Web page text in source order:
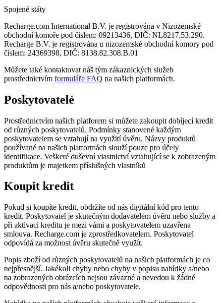
Spojené státy
Recharge.com International B.V. je registrována v Nizozemské
obchodní komoře pod číslem: 09213436, DIČ: NL8217.53.290.
Recharge B.V. je registrována u nizozemské obchodní komory pod
číslem: 24369398, DIČ: 8138.82.308.B.01
Můžete také kontaktovat náš tým zákaznických služeb
prostřednictvím formuláře FAQ na našich platformách.
Poskytovatelé
Prostřednictvím našich platforem si můžete zakoupit dobíjecí kredit
od různých poskytovatelů. Podmínky stanovené každým
poskytovatelem se vztahují na využití úvěru. Názvy produktů
používané na našich platformách slouží pouze pro účely
identifikace. Veškeré duševní vlastnictví vztahující se k zobrazeným
produktům je majetkem příslušných vlastníků
Koupit kredit
Pokud si koupíte kredit, obdržíte od nás digitální kód pro tento
kredit. Poskytovatel je skutečným dodavatelem úvěru nebo služby a
při aktivaci kreditu je mezi vámi a poskytovatelem uzavřena
smlouva. Recharge.com je zprostředkovatelem. Poskytovatel
odpovídá za možnost úvěru skutečně využít.
Popis zboží od různých poskytovatelů na našich platformách je co
nejpřesnější. Jakékoli chyby nebo chyby v popisu nabídky a/nebo
na zobrazených obrázcích nejsou závazné a nevedou k žádné
odpovědnosti pro nás a/nebo poskytovatele.